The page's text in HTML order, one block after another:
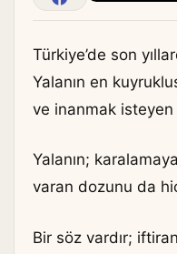
Türkiye’de son
Yalanın en
ve inanmak
Yalanın;
varan dozunu da
Bir söz vardır;